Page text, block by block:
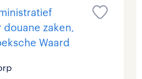
resultaten
zaken,
Waard